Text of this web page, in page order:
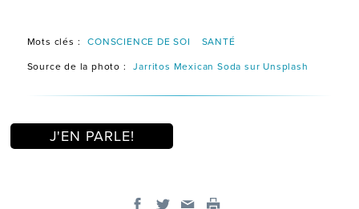
Mots clés : CONSCIENCE DE SOI SANTÉ
Source de la photo : Jarritos Mexican Soda sur Unsplash
J'EN PARLE!